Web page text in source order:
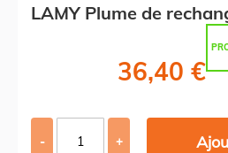
LAMY Plume de
36,40 €
- +